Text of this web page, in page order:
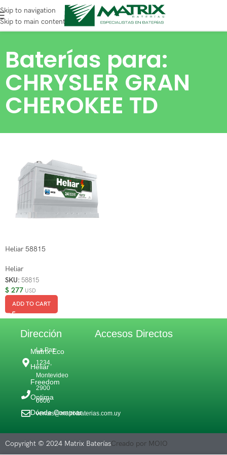
Skip to navigation
Skip to main content
Baterías para:
CHRYSLER GRAN
CHEROKEE TD
Heliar 58815
Heliar
SKU: 58815
$ 277 USD
ADD TO CART
Dirección
La Paz
1234,
Montevideo
2900
0606
ventas@matrixbaterias.com.uy
Accesos Directos
Matrix Eco
Heliar
Freedom
Optima
Dónde Comprar
Copyright © 2024 Matrix BateríasCreado por MOIO